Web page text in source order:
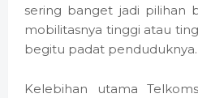
sering banget jadi pilihan
mobilitasnya tinggi atau
begitu padat penduduknya.
Kelebihan utama